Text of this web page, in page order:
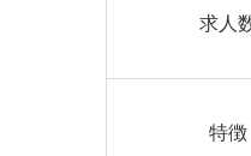
求人
特徴